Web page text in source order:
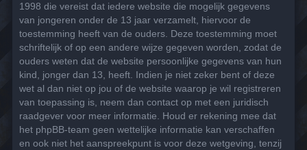
1998 die vereist dat iedere website die mogelijk gegevens
van jongeren onder de 13 jaar verzamelt, hiervoor de
toestemming heeft van de ouders. Deze toestemming moet
schriftelijk of op een andere wijze gegeven worden, zodat de
ouders weten dat de website persoonlijke gegevens van hun
kind, jonger dan 13, heeft. Indien je niet zeker bent of deze
wet al dan niet op jou of de website waarop je wil registreren
van toepassing is, neem dan contact op met een juridisch
raadgever voor meer informatie. Houd er rekening mee dat
het phpBB-team geen wettelijke informatie kan verschaffen
en ook niet het aanspreekpunt is voor deze wetgeving, tenzij